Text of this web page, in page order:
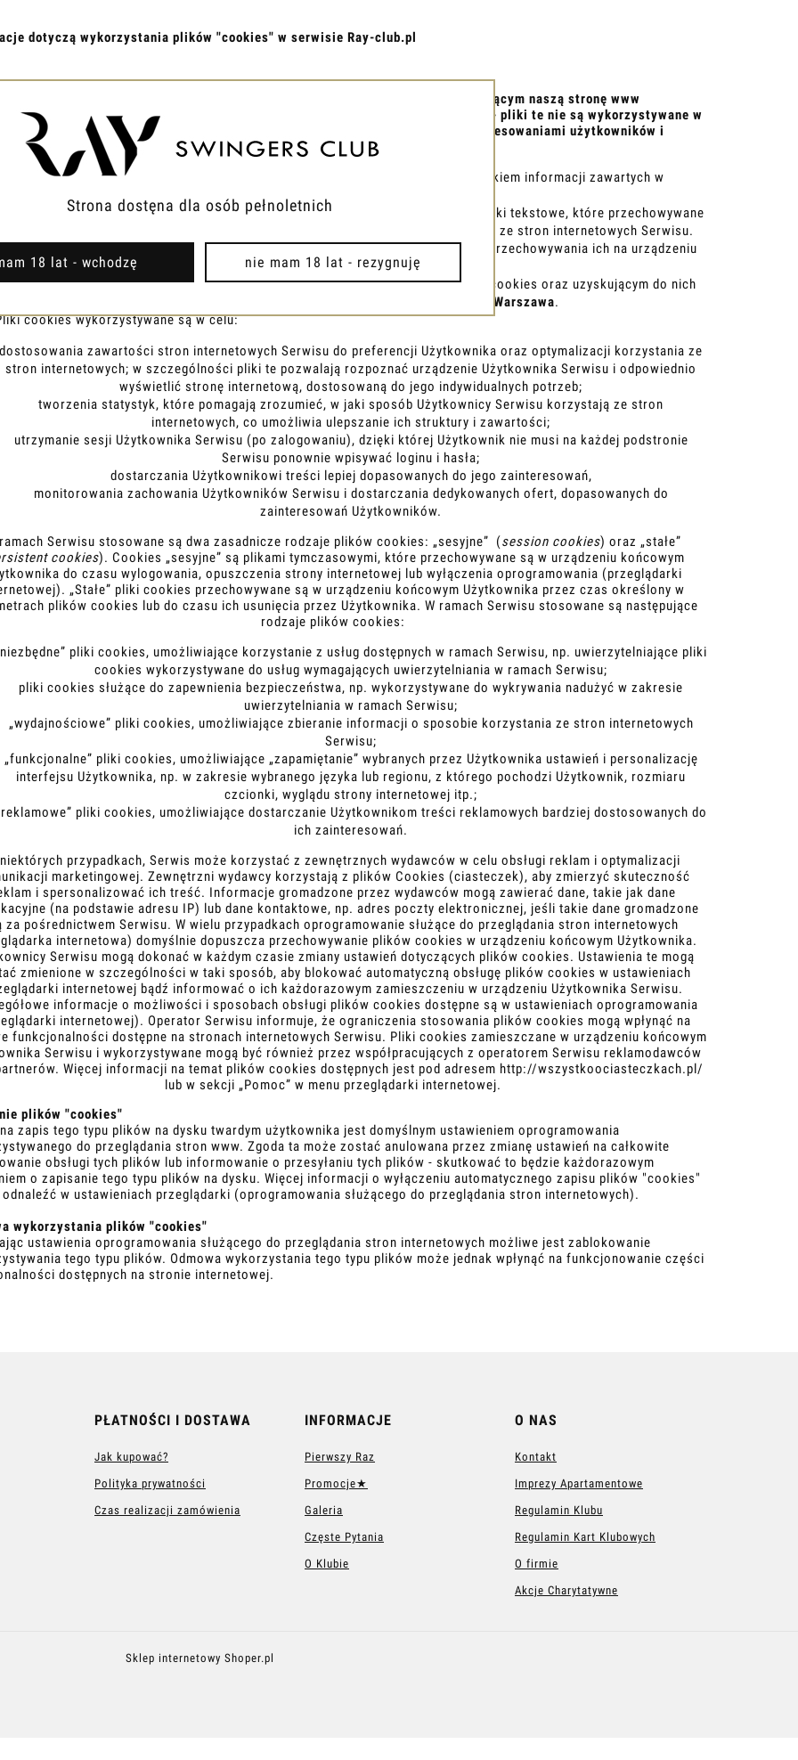
Strona dostęna dla osób pełnoletnich
18 lat - wchodzę nie mam 18 lat - rezygnuję
dotyczą wykorzystania plików "cookies" w serwisie Ray-club.pl
o świadczenie usług najwyższej jakości naszym klientom i osobom przeglądającym naszą stronę www
z tzw. plików " cookies
". Jednocześnie szanując prywatność użytkowników - pliki te nie są wykorzystywane w
innym celu niż administracja serwisem, dostarczanie treści zgodnych z zainteresowaniami użytkowników i
witryny.
Serwis (Ray-club.pl) nie zbiera w sposób automatyczny żadnych informacji, z wyjątkiem informacji zawartych w
Pliki cookies (tzw. „ ciasteczka”) stanowią dane informatyczne, w szczególności pliki tekstowe, które przechowywane
są w urządzeniu końcowym Użytkownika Serwisu i przeznaczone są do korzystania ze stron internetowych Serwisu.
Cookies zazwyczaj zawierają nazwę strony internetowej, z której pochodzą, czas przechowywania ich na urządzeniu
oraz unikalny numer.
zamieszczającym na urządzeniu końcowym Użytkownika Serwisu pliki cookies oraz uzyskującym do nich
ul. Pańska 96/83, 00-837 Warszawa.
cookies wykorzystywane są w celu:
dostosowania zawartości stron internetowych Serwisu do preferencji Użytkownika oraz optymalizacji korzystania ze
stron internetowych; w szczególności pliki te pozwalają rozpoznać urządzenie Użytkownika Serwisu i odpowiednio
wyświetlić stronę internetową, dostosowaną do jego indywidualnych potrzeb;
tworzenia statystyk, które pomagają zrozumieć, w jaki sposób Użytkownicy Serwisu korzystają ze stron
internetowych, co umożliwia ulepszanie ich struktury i zawartości;
utrzymanie sesji Użytkownika Serwisu (po zalogowaniu), dzięki której Użytkownik nie musi na każdej podstronie
Serwisu ponownie wpisywać loginu i hasła;
dostarczania Użytkownikowi treści lepiej dopasowanych do jego zainteresowań,
monitorowania zachowania Użytkowników Serwisu i dostarczania dedykowanych ofert, dopasowanych do
zainteresowań Użytkowników.
Serwisu stosowane są dwa zasadnicze rodzaje plików cookies: „sesyjne” (session cookies) oraz „stałe”
cookies). Cookies „sesyjne” są plikami tymczasowymi, które przechowywane są w urządzeniu końcowym
do czasu wylogowania, opuszczenia strony internetowej lub wyłączenia oprogramowania (przeglądarki
„Stałe” pliki cookies przechowywane są w urządzeniu końcowym Użytkownika przez czas określony w
plików cookies lub do czasu ich usunięcia przez Użytkownika. W ramach Serwisu stosowane są następujące
rodzaje plików cookies:
pliki cookies, umożliwiające korzystanie z usług dostępnych w ramach Serwisu, np. uwierzytelniające pliki
cookies wykorzystywane do usług wymagających uwierzytelniania w ramach Serwisu;
pliki cookies służące do zapewnienia bezpieczeństwa, np. wykorzystywane do wykrywania nadużyć w zakresie
uwierzytelniania w ramach Serwisu;
„wydajnościowe” pliki cookies, umożliwiające zbieranie informacji o sposobie korzystania ze stron internetowych
Serwisu;
„funkcjonalne” pliki cookies, umożliwiające „zapamiętanie” wybranych przez Użytkownika ustawień i personalizację
interfejsu Użytkownika, np. w zakresie wybranego języka lub regionu, z którego pochodzi Użytkownik, rozmiaru
czcionki, wyglądu strony internetowej itp.;
pliki cookies, umożliwiające dostarczanie Użytkownikom treści reklamowych bardziej dostosowanych do
ich zainteresowań.
przypadkach, Serwis może korzystać z zewnętrznych wydawców w celu obsługi reklam i optymalizacji
marketingowej. Zewnętrzni wydawcy korzystają z plików Cookies (ciasteczek), aby zmierzyć skuteczność
i spersonalizować ich treść. Informacje gromadzone przez wydawców mogą zawierać dane, takie jak dane
(na podstawie adresu IP) lub dane kontaktowe, np. adres poczty elektronicznej, jeśli takie dane gromadzone
za pośrednictwem Serwisu. W wielu przypadkach oprogramowanie służące do przeglądania stron internetowych
internetowa) domyślnie dopuszcza przechowywanie plików cookies w urządzeniu końcowym Użytkownika.
Serwisu mogą dokonać w każdym czasie zmiany ustawień dotyczących plików cookies. Ustawienia te mogą
zmienione w szczególności w taki sposób, aby blokować automatyczną obsługę plików cookies w ustawieniach
internetowej bądź informować o ich każdorazowym zamieszczeniu w urządzeniu Użytkownika Serwisu.
informacje o możliwości i sposobach obsługi plików cookies dostępne są w ustawieniach oprogramowania
internetowej). Operator Serwisu informuje, że ograniczenia stosowania plików cookies mogą wpłynąć na
funkcjonalności dostępne na stronach internetowych Serwisu. Pliki cookies zamieszczane w urządzeniu końcowym
Serwisu i wykorzystywane mogą być również przez współpracujących z operatorem Serwisu reklamodawców
Więcej informacji na temat plików cookies dostępnych jest pod adresem http://wszystkoociasteczkach.pl/
lub w sekcji „Pomoc” w menu przeglądarki internetowej.
plików "cookies"
zapis tego typu plików na dysku twardym użytkownika jest domyślnym ustawieniem oprogramowania
do przeglądania stron www. Zgoda ta może zostać anulowana przez zmianę ustawień na całkowite
obsługi tych plików lub informowanie o przesyłaniu tych plików - skutkować to będzie każdorazowym
o zapisanie tego typu plików na dysku. Więcej informacji o wyłączeniu automatycznego zapisu plików "cookies"
odnaleźć w ustawieniach przeglądarki (oprogramowania służącego do przeglądania stron internetowych).
wykorzystania plików "cookies"
ustawienia oprogramowania służącego do przeglądania stron internetowych możliwe jest zablokowanie
tego typu plików. Odmowa wykorzystania tego typu plików może jednak wpłynąć na funkcjonowanie części
dostępnych na stronie internetowej.
PŁATNOŚCI I DOSTAWA
Jak kupować?
Polityka prywatności
Czas realizacji zamówienia
INFORMACJE
Pierwszy Raz
Promocje★
Galeria
Częste Pytania
O Klubie
O NAS
Kontakt
Imprezy Apartamentowe
Regulamin Klubu
Regulamin Kart Klubowych
O firmie
Akcje Charytatywne
Sklep internetowy Shoper.pl